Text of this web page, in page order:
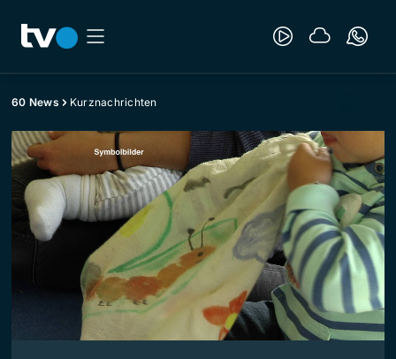
60 News Kurznachrichten